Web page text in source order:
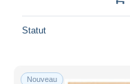
Statut
Nouveau